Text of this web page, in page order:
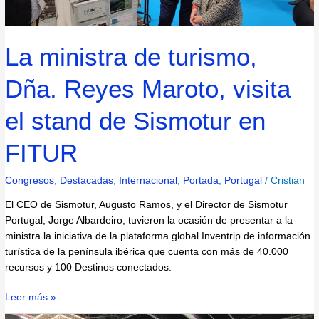
La ministra de turismo,
Dña. Reyes Maroto, visita
el stand de Sismotur en
FITUR
Congresos, Destacadas, Internacional , Portada, Portugal /Cristian
El CEO de Sismotur, Augusto Ramos, y el Director de Sismotur
Portugal, Jorge Albardeiro, tuvieron la ocasión de presentar a la
ministra la iniciativa de la plataforma global Inventrip de información
turística de la península ibérica que cuenta con más de 40.000
recursos y 100 Destinos conectados.
de
Sismotur
en
FITUR
Leer más »